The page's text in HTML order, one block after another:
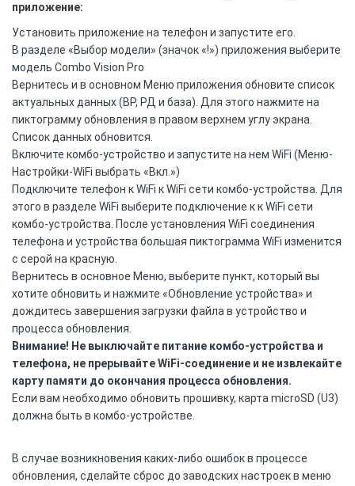
приложение:
Установить приложение на телефон и запустите его.
В разделе «Выбор модели» (значок «!») приложения выберите
модель Combo Vision Pro
Вернитесь и в основном Меню приложения обновите список
актуальных данных (ВР, РД и база). Для этого нажмите на
пиктограмму обновления в правом верхнем углу экрана.
Список данных обновится.
Включите комбо-устройство и запустите на нем WiFi (Меню-
Настройки-WiFi выбрать «Вкл.»)
Подключите телефон к WiFi к WiFi сети комбо-устройства. Для
этого в разделе WiFi выберите подключение к к WiFi сети
комбо-устройства. После установления WiFi соединения
телефона и устройства большая пиктограмма WiFi изменится
с серой на красную.
Вернитесь в основное Меню, выберите пункт, который вы
хотите обновить и нажмите «Обновление устройства» и
дождитесь завершения загрузки файла в устройство и
процесса обновления.
Внимание! Не выключайте питание комбо-устройства и
телефона, не прерывайте WiFi-соединение и не извлекайте
карту памяти до окончания процесса обновления.
Если вам необходимо обновить прошивку, карта microSD (U3)
должна быть в комбо-устройстве.
В случае возникновения каких-либо ошибок в процессе
обновления, сделайте сброс до заводских настроек в меню